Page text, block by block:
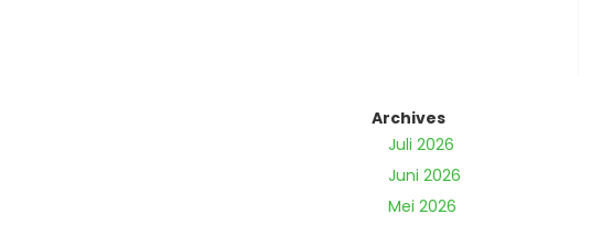
Archives
Juli 2026
Juni 2026
Mei 2026